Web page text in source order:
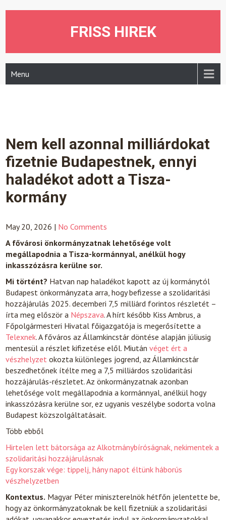
FRISS HIREK
Menu
Nem kell azonnal milliárdokat
fizetnie Budapestnek, ennyi
haladékot adott a Tisza-
kormány
May 20, 2026 | No Comments
A fővárosi önkormányzatnak lehetősége volt
megállapodnia a Tisza-kormánnyal, anélkül hogy
inkasszózásra kerülne sor.
Mi történt? Hatvan nap haladékot kapott az új kormánytól
Budapest önkormányzata arra, hogy befizesse a szolidaritási
hozzájárulás 2025. decemberi 7,5 milliárd forintos részletét –
írta meg először a Népszava. A hírt később Kiss Ambrus, a
Főpolgármesteri Hivatal főigazgatója is megerősítette a
Telexnek. A főváros az Államkincstár döntése alapján júliusig
mentesül a részlet kifizetése elől. Miutánvéget ért a
vészhelyzetokozta különleges jogrend, az Államkincstár
beszedhetőnek ítélte meg a 7,5 milliárdos szolidaritási
hozzájárulás-részletet. Az önkormányzatnak azonban
lehetősége volt megállapodnia a kormánnyal, anélkül hogy
inkasszózásra kerülne sor, ez ugyanis veszélybe sodorta volna
Budapest közszolgáltatásait.
Több ebből
Hirtelen lett bátorsága az Alkotmánybíróságnak, nekimentek a
szolidaritási hozzájárulásnak
Egy korszak vége: tippelj, hány napot éltünk háborús
vészhelyzetben
Kontextus. Magyar Péter miniszterelnök hétfőn jelentette be,
hogy az önkormányzatoknak be kell fizetniük a szolidaritási